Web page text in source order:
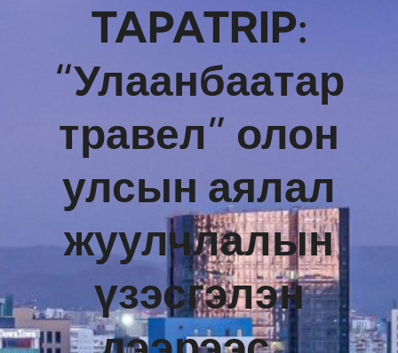
TAPATRIP:
“Улаанбаатар
травел” олон
улсын аялал
жуулчлалын
үзэсгэлэн